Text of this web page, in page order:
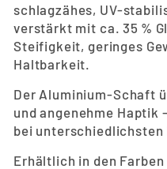
schlagzähes, UV-
verstärkt mit ca. 35 %
Steifigkeit, geringes
Haltbarkeit.
Der Aluminium-Schaft
und angenehme Haptik
bei unterschiedlichsten
Erhältlich in den Farben